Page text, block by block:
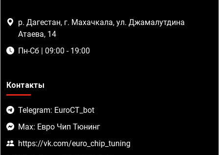
р. Дагестан, г. Махачкала, ул. Джамалутдина
Атаева, 14
Пн-Сб | 09:00 - 19:00
Контакты
Telegram: EuroCT_bot
Max: Евро Чип Тюнинг
https://vk.com/euro_chip_tuning